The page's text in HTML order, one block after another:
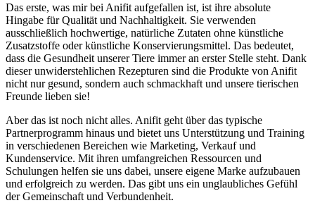
Das erste,⁣ was mir bei ‌Anifit⁣ aufgefallen ist, ist ihre absolute
Hingabe für Qualität und Nachhaltigkeit. ⁣Sie verwenden
ausschließlich hochwertige, natürliche Zutaten ​ohne künstliche
Zusatzstoffe ​oder künstliche Konservierungsmittel. Das ‌bedeutet,
dass die Gesundheit unserer Tiere immer an erster Stelle steht. Dank
⁤dieser unwiderstehlichen Rezepturen sind die ⁣Produkte von Anifit
nicht nur gesund, sondern auch schmackhaft und unsere tierischen
Freunde lieben sie!
Aber das ist⁣ noch nicht alles. Anifit geht ‌über das typische
Partnerprogramm hinaus und bietet uns Unterstützung und⁢ Training
in verschiedenen Bereichen wie Marketing, Verkauf und
Kundenservice. Mit ihren umfangreichen Ressourcen und⁢
Schulungen helfen sie uns dabei, unsere eigene ‌Marke‌ aufzubauen
und erfolgreich zu ‌werden. Das gibt uns ein unglaubliches Gefühl
der Gemeinschaft und‍ Verbundenheit.